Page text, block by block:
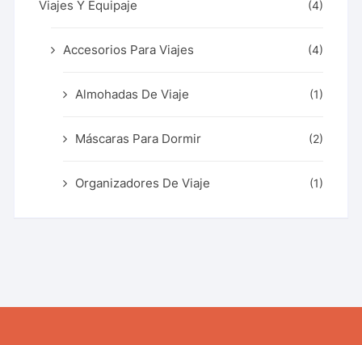
Viajes Y Equipaje (4)
Accesorios Para Viajes (4)
Almohadas De Viaje (1)
Máscaras Para Dormir (2)
Organizadores De Viaje (1)